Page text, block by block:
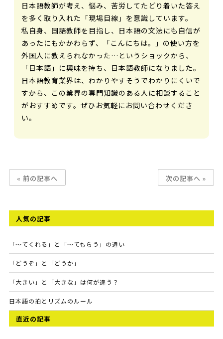
日本語教師が考え、悩み、苦労してたどり着いた答え
を多く取り入れた「現場目線」を意識しています。
私自身、国語教師を目指し、日本語の文法にも自信が
あったにもかかわらず、「こんにちは。」の使い方を
外国人に教えられなかった…というショックから、
「日本語」に興味を持ち、日本語教師になりました。
日本語教育業界は、わかりやすそうでわかりにくいで
すから、この業界の専門知識のある人に相談すること
がおすすめです。ぜひお気軽にお問い合わせくださ
い。
« 前の記事へ 次の記事へ »
人気の記事
「～てくれる」と「～てもらう」の違い
「どうぞ」と「どうか」
「大きい」と「大きな」は何が違う？
日本語の拍とリズムのルール
直近の記事